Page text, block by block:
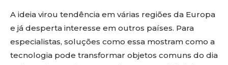
A ideia virou tendência em várias regiões da Europa
e já desperta interesse em outros países. Para
especialistas, soluções como essa mostram como a
tecnologia pode transformar objetos comuns do dia